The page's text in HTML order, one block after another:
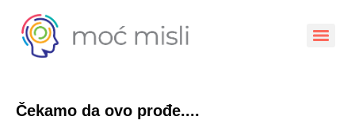
Čekamo da ovo prođe....